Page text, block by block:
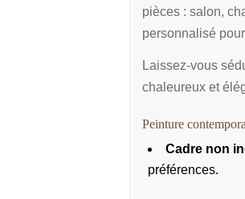
pièces : salon,
personnalisé
Laissez-vous
chaleureux et
Peinture
Cadre non
préférences.